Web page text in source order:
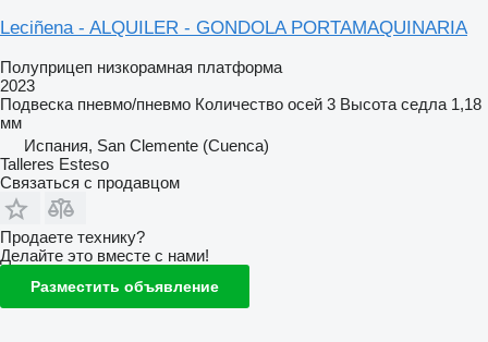
Leciñena - ALQUILER - GONDOLA PORTAMAQUINARIA
Полуприцеп низкорамная платформа
2023
Подвеска пневмо/пневмо Количество осей 3 Высота седла 1,18
мм
Испания, San Clemente (Cuenca)
Talleres Esteso
Связаться с продавцом
Продаете технику?
Делайте это вместе с нами!
Разместить объявление